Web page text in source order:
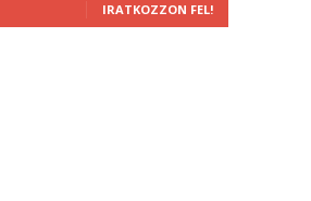
IRATKOZZON FEL!